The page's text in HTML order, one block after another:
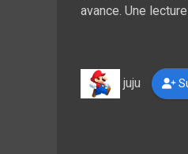
avance. Une
juju